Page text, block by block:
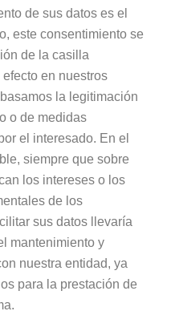
de sus datos es el
este consentimiento se
de la casilla
en nuestros
la legitimación
o de medidas
el interesado. En el
siempre que sobre
los intereses o los
de los
sus datos llevaría
mantenimiento y
nuestra entidad, ya
para la prestación de